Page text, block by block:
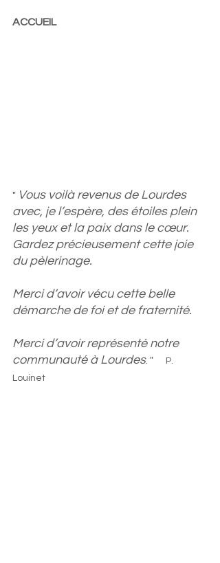
ACCUEIL
" Vous voilà revenus de Lourdes
avec, je l’espère, des étoiles plein
les yeux et la paix dans le cœur.
Gardez précieusement cette joie
du pèlerinage.
Merci d’avoir vécu cette belle
démarche de foi et de fraternité.
Merci d’avoir représenté notre
communauté à Lourdes. "
P.
Louinet